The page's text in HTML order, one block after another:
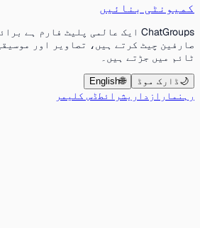
کمیونٹی بنائیں
صارفین چیٹ کرتے ہیں، تصاویر اور
ٹائم میں جڑتے ہیں۔
🌙ڈارک موڈ 🌐
English
رہنمارازداری شرائطڈس کلیمر